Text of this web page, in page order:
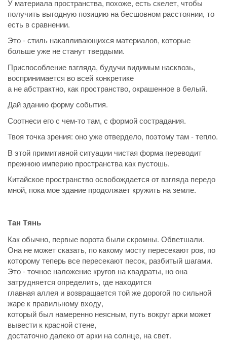
У материала пространства, похоже, есть скелет, чтобы
получить выгодную позицию на бесшовном расстоянии, то
есть в сравнении.
Это - стиль накапливающихся материалов, которые
больше уже не станут твердыми.
Приспособление взгляда, будучи видимым насквозь,
воспринимается во всей конкретике
а не абстрактно, как пространство, окрашенное в белый.
Дай зданию форму события.
Соотнеси его с чем-то там, с формой сострадания.
Твоя точка зрения: оно уже отвердело, поэтому там - тепло.
В этой примитивной ситуации чистая форма переводит
прежнюю империю пространства как пустошь.
Китайское пространство освобождается от взгляда передо
мной, пока мое здание продолжает кружить на земле.
Тан Тянь
Как обычно, первые ворота были скромны. Обветшали.
Она не может сказать, по какому мосту пересекают ров, по
которому теперь все пересекают песок, разбитый шагами.
Это - точное наложение кругов на квадраты, но она
затрудняется определить, где находится
главная аллея и возвращается той же дорогой по сильной
жаре к правильному входу,
который был намеренно неясным, путь вокруг арки может
вывести к красной стене,
достаточно далеко от арки на солнце, на свет.